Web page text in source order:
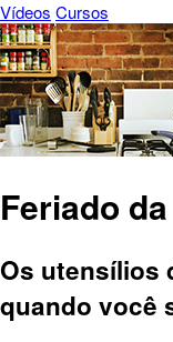
Vídeos Cursos
Feriado
Os utensílios
quando você